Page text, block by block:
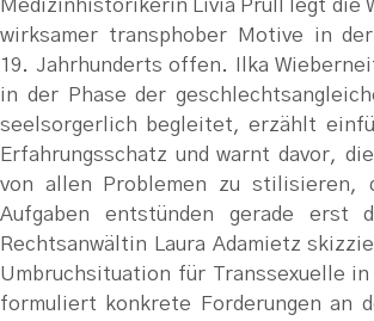
Medizinhistorikerin Livia Prüll legt die
wirksamer transphober Motive in
19. Jahrhunderts offen. Ilka
in der Phase der
seelsorgerlich begleitet, erzählt
Erfahrungsschatz und warnt davor,
von allen Problemen zu stilisieren,
Aufgaben entstünden gerade erst
Rechtsanwältin Laura Adamietz
Umbruchsituation für Transsexuelle in
formuliert konkrete Forderungen an